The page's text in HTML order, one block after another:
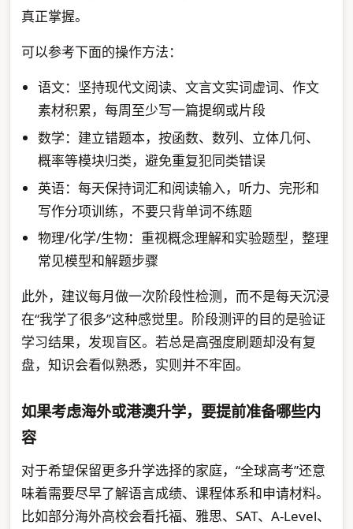
真正掌握。
可以参考下面的操作方法：
语文：坚持现代文阅读、文言文实词虚词、作文
素材积累，每周至少写一篇提纲或片段
数学：建立错题本，按函数、数列、立体几何、
概率等模块归类，避免重复犯同类错误
英语：每天保持词汇和阅读输入，听力、完形和
写作分项训练，不要只背单词不练题
物理/化学/生物：重视概念理解和实验题型，整理
常见模型和解题步骤
此外，建议每月做一次阶段性检测，而不是每天沉浸
在“我学了很多”这种感觉里。阶段测评的目的是验证
学习结果，发现盲区。若总是高强度刷题却没有复
盘，知识会看似熟悉，实则并不牢固。
如果考虑海外或港澳升学，要提前准备哪些内
容
对于希望保留更多升学选择的家庭，“全球高考”还意
味着需要尽早了解语言成绩、课程体系和申请材料。
比如部分海外高校会看托福、雅思、SAT、A-Level、